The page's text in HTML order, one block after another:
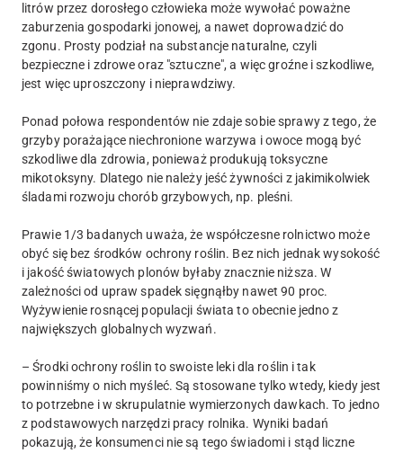
litrów przez dorosłego człowieka może wywołać poważne
zaburzenia gospodarki jonowej, a nawet doprowadzić do
zgonu. Prosty podział na substancje naturalne, czyli
bezpieczne i zdrowe oraz "sztuczne", a więc groźne i szkodliwe,
jest więc uproszczony i nieprawdziwy.
Ponad połowa respondentów nie zdaje sobie sprawy z tego, że
grzyby porażające niechronione warzywa i owoce mogą być
szkodliwe dla zdrowia, ponieważ produkują toksyczne
mikotoksyny. Dlatego nie należy jeść żywności z jakimikolwiek
śladami rozwoju chorób grzybowych, np. pleśni.
Prawie 1/3 badanych uważa, że współczesne rolnictwo może
obyć się bez środków ochrony roślin. Bez nich jednak wysokość
i jakość światowych plonów byłaby znacznie niższa. W
zależności od upraw spadek sięgnąłby nawet 90 proc.
Wyżywienie rosnącej populacji świata to obecnie jedno z
największych globalnych wyzwań.
– Środki ochrony roślin to swoiste leki dla roślin i tak
powinniśmy o nich myśleć. Są stosowane tylko wtedy, kiedy jest
to potrzebne i w skrupulatnie wymierzonych dawkach. To jedno
z podstawowych narzędzi pracy rolnika. Wyniki badań
pokazują, że konsumenci nie są tego świadomi i stąd liczne